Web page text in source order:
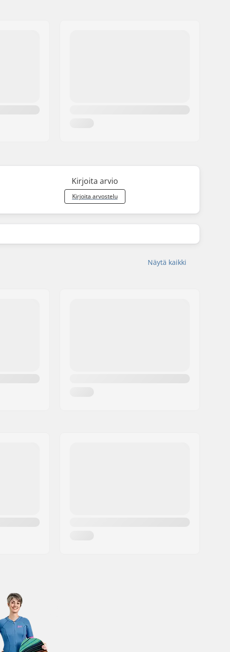
Kirjoita arvio
Kirjoita arvostelu
Näytä kaikki